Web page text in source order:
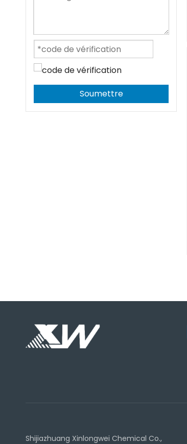
Soumettre
Shijiazhuang Xinlongwei Chemical Co.,